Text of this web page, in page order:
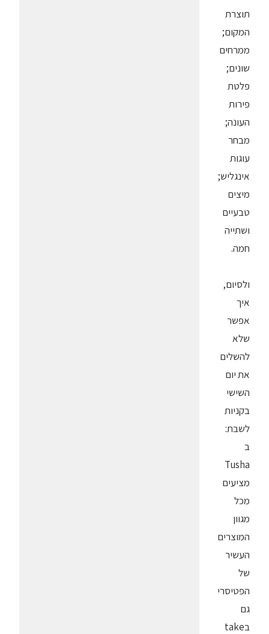
תוצרת
המקום;
ממרחים
שונים;
פלטת
פירות
העונה;
מבחר
עוגות
אינגליש;
מיצים
טבעיים
ושתייה
חמה.
ולסיום,
איך
אפשר
שלא
להשלים
את יום
השישי
בקניות
לשבת:
ב
Tusha
מציעים
מכל
מגוון
המוצרים
העשיר
של
הפטיסרי
גם
בtake